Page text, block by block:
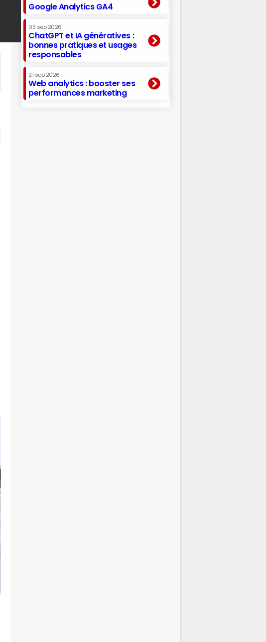
Google Analytics GA4
03 sep 2026
ChatGPT et IA génératives :
bonnes pratiques et usages
responsables
21 sep 2026
Web analytics : booster ses
performances marketing